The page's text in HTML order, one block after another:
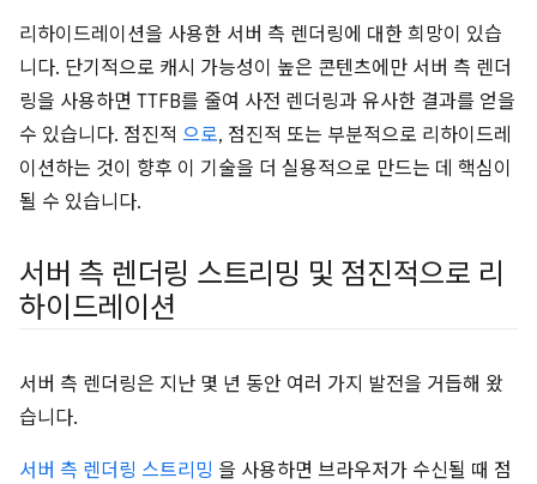
리하이드레이션을 사용한 서버 측 렌더링에 대한 희망이 있습
니다. 단기적으로 캐시 가능성이 높은 콘텐츠에만 서버 측 렌더
링을 사용하면 TTFB를 줄여 사전 렌더링과 유사한 결과를 얻을
수 있습니다. 점진적 으로, 점진적 또는 부분적으로 리하이드레
이션하는 것이 향후 이 기술을 더 실용적으로 만드는 데 핵심이
될 수 있습니다.
서버 측 렌더링 스트리밍 및 점진적으로 리
하이드레이션
서버 측 렌더링은 지난 몇 년 동안 여러 가지 발전을 거듭해 왔
습니다.
서버 측 렌더링 스트리밍 을 사용하면 브라우저가 수신될 때 점